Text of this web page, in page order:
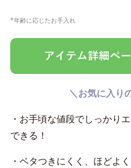
*年齢に応じたお手入れ
＼お気に入り
・お手頃な値段でしっかり
できる！
・ベタつきにくく、ほどよ